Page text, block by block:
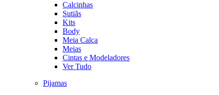
Calcinhas
Sutiãs
Kits
Body
Meia Calça
Meias
Cintas e Modeladores
Ver Tudo
Pijamas